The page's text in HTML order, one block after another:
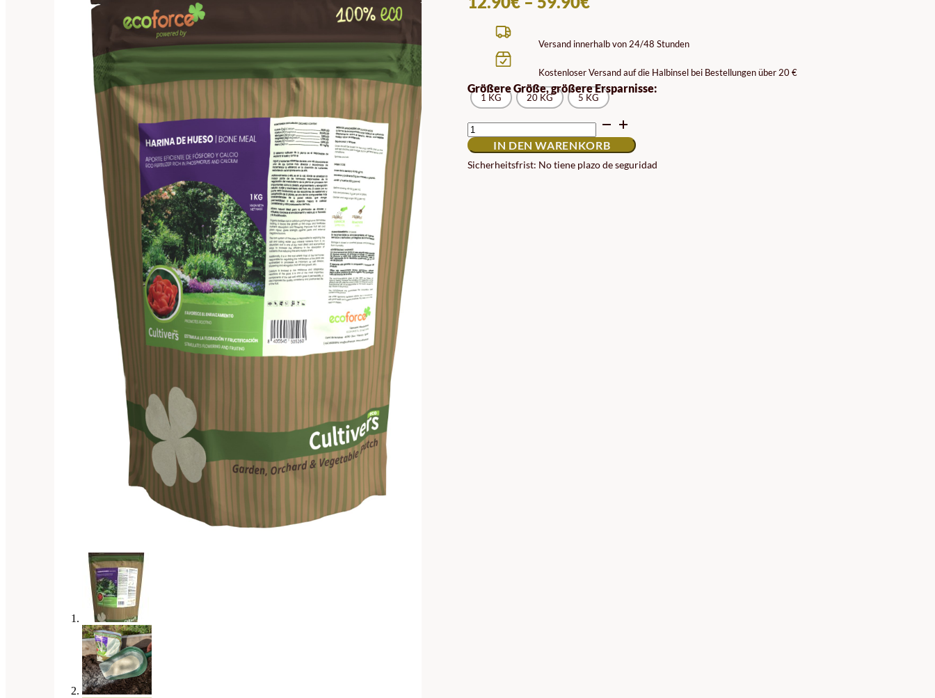
BIS
Versand innerhalb von 24/48 Stunden
Kostenloser Versand auf die Halbinsel bei Bestellungen über 20 €
Größere Größe, größere Ersparnisse:
1 KG 20 KG 5 KG
KNOCHENMEHL
MENGE
IN DEN WARENKORB
Sicherheitsfrist: No tiene plazo de seguridad